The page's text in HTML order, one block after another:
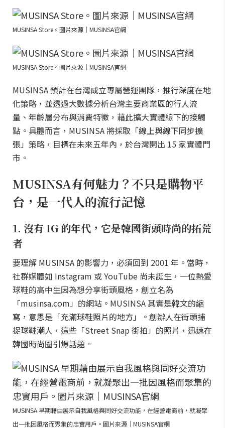
MUSINSA Store。圖片來源｜MUSINSA官網
MUSINSA Store。圖片來源｜MUSINSA官網
MUSINSA 預計在台灣成立專屬營運團隊，推行深度在地
化策略，並透過大數據分析台灣主要商業區的行人流
量、年齡層分布與消費特徵，藉此擴大實體線下的接觸
點。具體而言，MUSINSA 將採取「線上與線下同步擴
張」策略，目標在未來五年內，於台灣開出 15 家實體門
市。
MUSINSA有何魅力？不只是購物平
台，是一代人的流行記憶
1. 沒有 IG 的年代，它是韓國街頭時尚的拓荒
者
要理解 MUSINSA 的影響力，必須回到 2001 年。當時，
社群媒體如 Instagram 或 YouTube 尚未誕生，一位熱愛
球鞋的高中生因為想分享街頭風格，創立名為
「musinsa.com」的網站。MUSINSA 其實是韓文的縮
寫，意思是「充滿球鞋照片的地方」。創辦人在街頭捕
捉球鞋潮人，這些「Street Snap 街拍」的照片，迅速在
韓國時尚圈引爆話題。
MUSINSA 早期藉由展示自我風格與同好交流功能，在經營電商前，就凝聚
出一批因風格而聚集的忠實用戶。圖片來源｜MUSINSA官網